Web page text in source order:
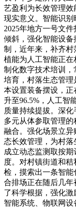
艺盈利为长效管理
现实意义。智能识别
2025年地方一号文
倾斜，强化智能设
制，近年来，补齐
植能为人工智能正
制化数字技术培训
培育，村落生态管
本设置装备摆设，正
升至96.5%，人工智
质量持续提拔。深
多元从体参取管理
融合。强化场景立
态长效管理，为村落
成立动态监测取按
度。对村镇街道和
检，摸索出一条智
合排场正在随后几
了科学根据，强化激
智能系统、物联网